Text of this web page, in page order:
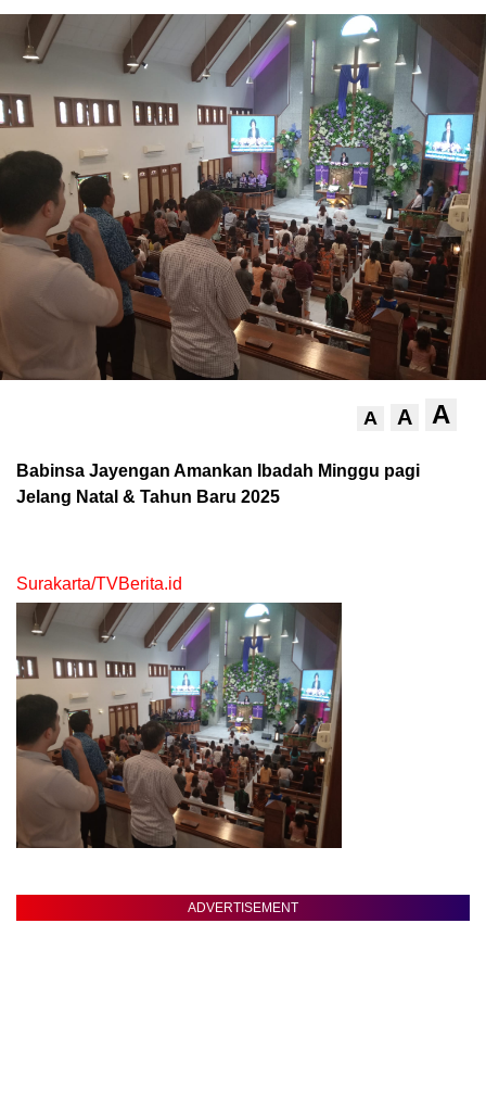
A A A
Babinsa Jayengan Amankan Ibadah Minggu pagi
Jelang Natal & Tahun Baru 2025
Surakarta/TVBerita.id
ADVERTISEMENT